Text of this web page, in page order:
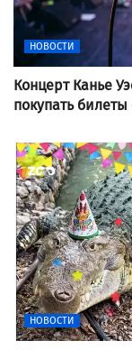
НОВОСТИ
Концерт Канье
покупать билеты
НОВОСТИ